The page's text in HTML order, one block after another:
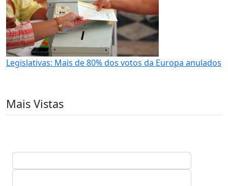
Legislativas: Mais de 80% dos votos da Europa anulados
Mais Vistas